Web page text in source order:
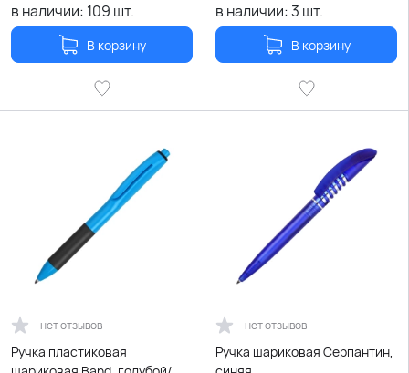
в наличии: 109 шт.
В корзину
в наличии:3 шт.
В корзину
нет отзывов
Ручка пластиковая
нет отзывов
Ручка шариковая Серпантин,